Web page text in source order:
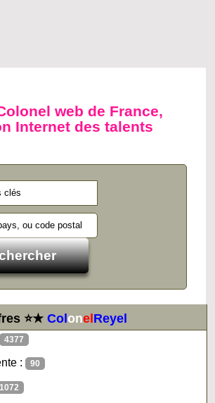
web de France,
Internet des talents
⭐★ColonelReyel
4377
: 90
1072